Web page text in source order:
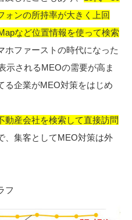
ォンの所持率が大きく上回
など位置情報を使って検索
ホファーストの時代になった
示されるMEOの需要が高ま
る企業がMEO対策をはじめ
動産会社を検索して直接訪問
、集客としてMEO対策は外
フ